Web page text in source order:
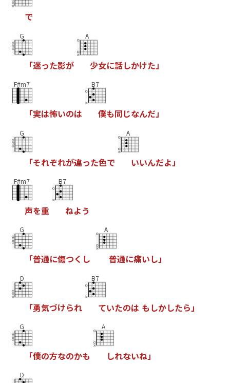
で
G
「迷った影が
A
少女に話しかけた 」
F#m7
「実は怖いのは
B7
僕も同じなんだ」
G
「それぞれが違った色で
A
いいんだよ 」
F#m7
声を重
B7
ねよう
G
「普通に傷つく し
A
普通に痛いし」
D
「勇気づけられ
B7
ていたのは もしかしたら 」
G
「僕の方なのかも
A
しれないね」
D